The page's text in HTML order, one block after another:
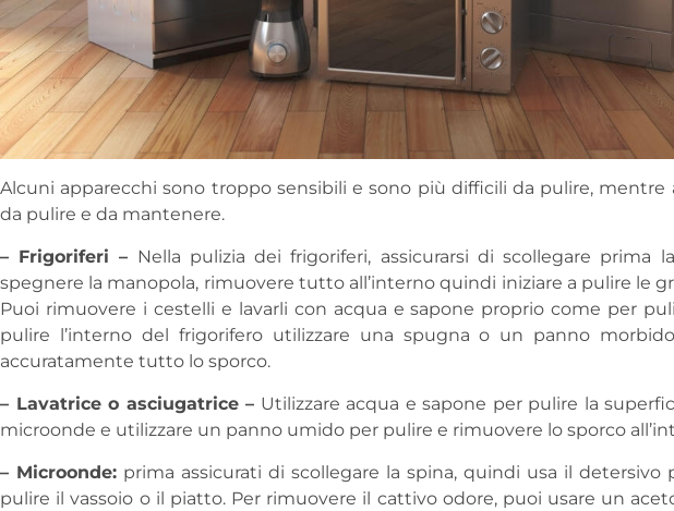
Alcuni apparecchi sono troppo sensibili e sono più difficili da pulire, mentre
da pulire e da mantenere.
– Frigoriferi – Nella pulizia dei frigoriferi, assicurarsi di scollegare prima
spegnere la manopola, rimuovere tutto all’interno quindi iniziare a pulire le
Puoi rimuovere i cestelli e lavarli con acqua e sapone proprio come per
pulire l’interno del frigorifero utilizzare una spugna o un panno
accuratamente tutto lo sporco.
– Lavatrice o asciugatrice – Utilizzare acqua e sapone per pulire la
microonde e utilizzare un panno umido per pulire e rimuovere lo sporco
– Microonde: prima assicurati di scollegare la spina, quindi usa il detersivo
pulire il vassoio o il piatto. Per rimuovere il cattivo odore, puoi usare un